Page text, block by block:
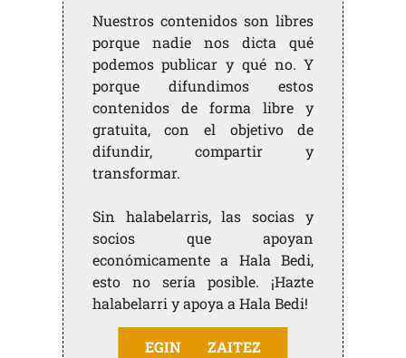
Nuestros contenidos son libres
porque nadie nos dicta qué
podemos publicar y qué no. Y
porque difundimos estos
contenidos de forma libre y
gratuita, con el objetivo de
difundir, compartir y
transformar.
Sin halabelarris, las socias y
socios que apoyan
económicamente a Hala Bedi,
esto no sería posible. ¡Hazte
halabelarri y apoya a Hala Bedi!
EGIN ZAITEZ